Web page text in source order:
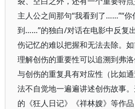
主人公之间那句“我看到了……”“
到……”的独白/对话在电影中反复
伤记忆的难以把握和无法去除。
理解创伤的重要性可以追溯到弗
与创伤的重复具有对应性（比如
法不自觉地一遍遍讲述创伤故事
的《狂人日记》《祥林嫂》等作